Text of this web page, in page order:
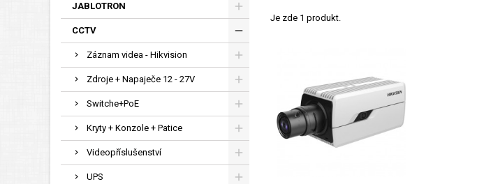
JABLOTRON
CCTV
Záznam videa - Hikvision
Zdroje + Napaječe 12 - 27V
Switche+PoE
Kryty + Konzole + Patice
Videopříslušenství
UPS
Je zde 1 produkt.